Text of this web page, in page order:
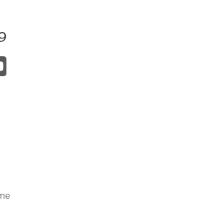
Experience
Cloud en Manufacturing Cloud.
GEBRUIKERSMACHTIGINGEN